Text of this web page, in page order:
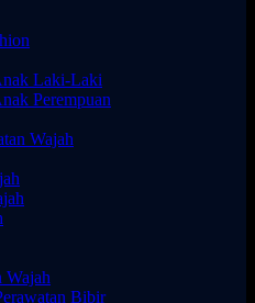
Laki-Laki
Perempuan
Wajah
Wajah
Bibir